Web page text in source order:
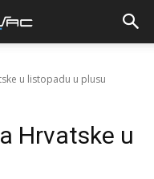
u listopadu u plusu
Hrvatske u